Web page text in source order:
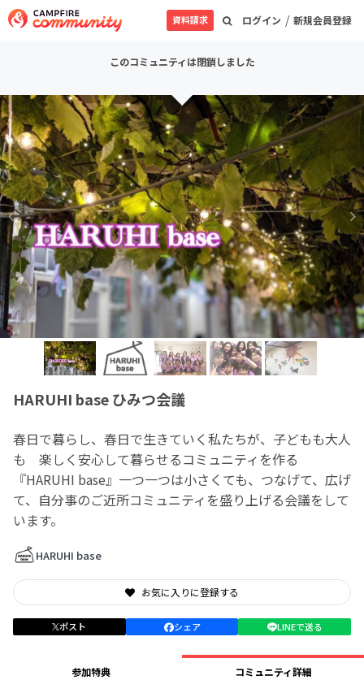
ログイン / 新規会員登録
資料請求
このコミュニティは閉鎖しました
HARUHI base ひみつ会議
春日で暮らし、春日で生きていく私たちが、子どもも大人
も 楽しく安心して暮らせるコミュニティを作る
『HARUHI base』一つ一つは小さくても、つなげて、広げ
て、自分事のご近所コミュニティを盛り上げる会議をして
います。
HARUHI base
お気に入りに登録する
ポスト シェア LINEで送る
参加特典 コミュニティ詳細